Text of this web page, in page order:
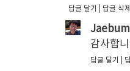
답글 달기 답글 삭제
감사합
답글 달기